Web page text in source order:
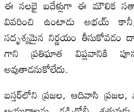
ఈ నలభై ఐదేళ్లుగా ఈ మౌలిక
వివరించి ఉంటాడు అభయ్‌
సదృశ్యమైన నిర్ణయం తీసుకోవడం
గాని ప్రతిఘాత విప్లవానికి
అవుతాడనుకోలేదు.
బస్తర్‌లోని ప్రజల, ఆదివాసి ప్రజల,